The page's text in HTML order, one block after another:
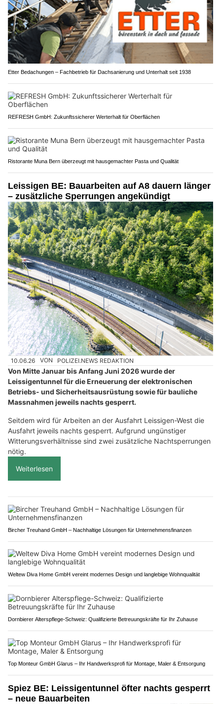
Etter Bedachungen – Fachbetrieb für Dachsanierung und Unterhalt seit 1938
REFRESH GmbH: Zukunftssicherer Werterhalt für Oberflächen
Ristorante Muna Bern überzeugt mit hausgemachter Pasta und Qualität
Leissigen BE: Bauarbeiten auf A8 dauern länger
– zusätzliche Sperrungen angekündigt
10.06.26 VON POLIZEI.NEWS REDAKTION
Von Mitte Januar bis Anfang Juni 2026 wurde der
Leissigentunnel für die Erneuerung der elektronischen
Betriebs- und Sicherheitsausrüstung sowie für bauliche
Massnahmen jeweils nachts gesperrt.
Seitdem wird für Arbeiten an der Ausfahrt Leissigen-West die
Ausfahrt jeweils nachts gesperrt. Aufgrund ungünstiger
Witterungsverhältnisse sind zwei zusätzliche Nachtsperrungen
nötig.
Weiterlesen
Bircher Treuhand GmbH – Nachhaltige Lösungen für Unternehmensfinanzen
Weltew Diva Home GmbH vereint modernes Design und langlebige Wohnqualität
Dornbierer Alterspflege-Schweiz: Qualifizierte Betreuungskräfte für Ihr Zuhause
Top Monteur GmbH Glarus – Ihr Handwerksprofi für Montage, Maler & Entsorgung
Spiez BE: Leissigentunnel öfter nachts gesperrt
– neue Bauarbeiten